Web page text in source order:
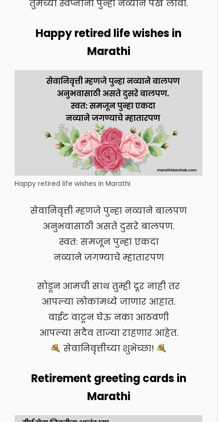
तुमच्या स्वप्नांना पुन्हा नव्याने पंख लावा.
Happy retired life wishes in
Marathi
Happy retired life wishes in Marathi
सेवानिवृत्ती म्हणजे पुन्हा नव्याने बालपण
अनुभवासाठी असते दुसरे बालपण.
स्वत: समजून पुन्हा एकदा
नव्याने जगण्याचे म्हातारपण
सोडून आमची साथ तुम्ही दूर नाही तर
आपल्या लोकांमध्ये जाणार आहात.
वाईट वाटून घेऊ नका आठवणी
आपल्या सदैव ताज्या राहणार आहेत.
सेवानिवृत्तीच्या शुभेच्छा!
Retirement greeting cards in
Marathi